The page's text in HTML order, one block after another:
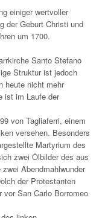
einiger wertvoller
der Geburt Christi und
um 1700.
Santo Stefano
Struktur ist jedoch
heute nicht mehr
ist im Laufe der
von Tagliaferri, einem
versehen. Besonders
Martyrium des
zwei Ölbilder des aus
Abendmahlwunder
der Protestanten
San Carlo Borromeo